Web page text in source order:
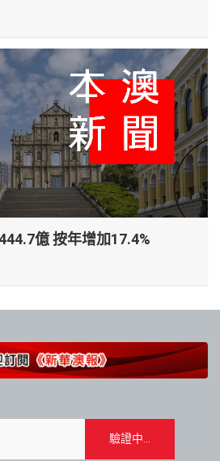
億 按年增加17.4%